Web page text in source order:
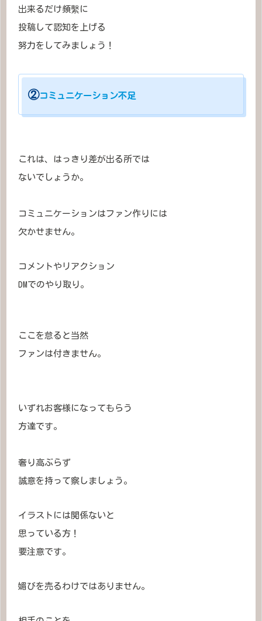
出来るだけ頻繫に
投稿して認知を上げる
努力をしてみましょう！
②コミュニケーション不足
これは、はっきり差が出る所では
ないでしょうか。
コミュニケーションはファン作りには
欠かせません。
コメントやリアクション
DMでのやり取り。
ここを怠ると当然
ファンは付きません。
いずれお客様になってもらう
方達です。
奢り高ぶらず
誠意を持って察しましょう。
イラストには関係ないと
思っている方！
要注意です。
媚びを売るわけではありません。